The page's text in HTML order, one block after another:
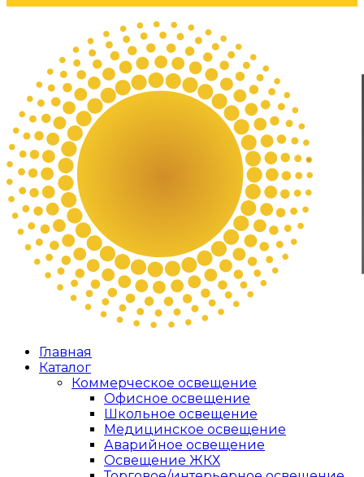
Главная
Каталог
Коммерческое освещение
Офисное освещение
Школьное освещение
Медицинское освещение
Аварийное освещение
Освещение ЖКХ